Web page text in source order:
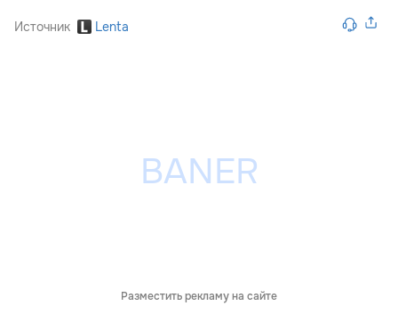
Источник Lenta
Разместить рекламу на сайте